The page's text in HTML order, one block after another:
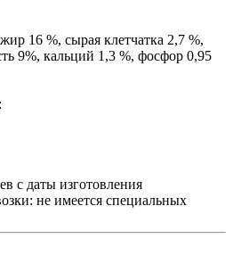
16 %, сырая клетчатка 2,7 %,
9%, кальций 1,3 %, фосфор 0,95
c даты изготовления
не имеется специальных